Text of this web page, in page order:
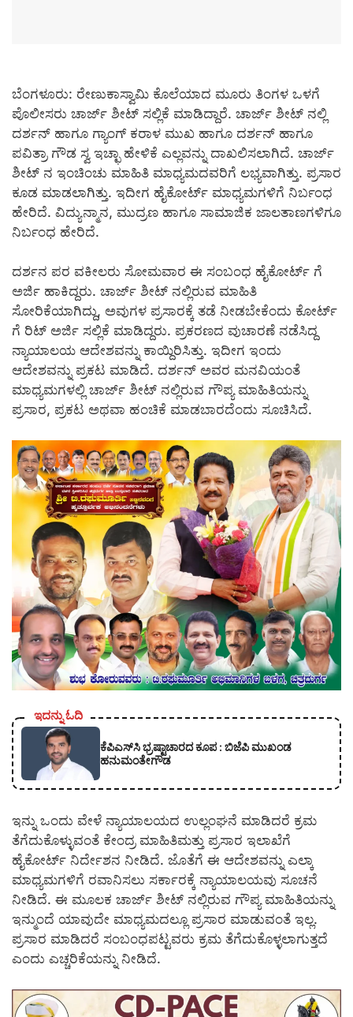
ಬೆಂಗಳೂರು: ರೇಣುಕಾಸ್ವಾಮಿ ಕೊಲೆಯಾದ ಮೂರು ತಿಂಗಳ ಒಳಗೆ
ಪೊಲೀಸರು ಚಾರ್ಜ್ ಶೀಟ್ ಸಲ್ಲಿಕೆ ಮಾಡಿದ್ದಾರೆ. ಚಾರ್ಜ್ ಶೀಟ್ ನಲ್ಲಿ
ದರ್ಶನ್ ಹಾಗೂ ಗ್ಯಾಂಗ್ ಕರಾಳ ಮುಖ ಹಾಗೂ ದರ್ಶನ್ ಹಾಗೂ
ಪವಿತ್ರಾ ಗೌಡ ಸ್ವ ಇಚ್ಛಾ ಹೇಳಿಕೆ ಎಲ್ಲವನ್ನು ದಾಖಲಿಸಲಾಗಿದೆ. ಚಾರ್ಜ್
ಶೀಟ್ ನ ಇಂಚಿಂಚು ಮಾಹಿತಿ ಮಾಧ್ಯಮದವರಿಗೆ ಲಭ್ಯವಾಗಿತ್ತು. ಪ್ರಸಾರ
ಕೂಡ ಮಾಡಲಾಗಿತ್ತು. ಇದೀಗ ಹೈಕೋರ್ಟ್ ಮಾಧ್ಯಮಗಳಿಗೆ ನಿರ್ಬಂಧ
ಹೇರಿದೆ. ವಿದ್ಯುನ್ಮಾನ, ಮುದ್ರಣ ಹಾಗೂ ಸಾಮಾಜಿಕ ಜಾಲತಾಣಗಳಿಗೂ
ನಿರ್ಬಂಧ ಹೇರಿದೆ.
ದರ್ಶನ ಪರ ವಕೀಲರು ಸೋಮವಾರ ಈ ಸಂಬಂಧ ಹೈಕೋರ್ಟ್ ಗೆ
ಅರ್ಜಿ ಹಾಕಿದ್ದರು. ಚಾರ್ಜ್ ಶೀಟ್ ನಲ್ಲಿರುವ ಮಾಹಿತಿ
ಸೋರಿಕೆಯಾಗಿದ್ದು, ಅವುಗಳ ಪ್ರಸಾರಕ್ಕೆ ತಡೆ ನೀಡಬೇಕೆಂದು ಕೋರ್ಟ್
ಗೆ ರಿಟ್ ಅರ್ಜಿ ಸಲ್ಲಿಕೆ ಮಾಡಿದ್ದರು. ಪ್ರಕರಣದ ವುಚಾರಣೆ ನಡೆಸಿದ್ದ
ನ್ಯಾಯಾಲಯ ಆದೇಶವನ್ನು ಕಾಯ್ದಿರಿಸಿತ್ತು. ಇದೀಗ ಇಂದು
ಆದೇಶವನ್ನು ಪ್ರಕಟ ಮಾಡಿದೆ. ದರ್ಶನ್ ಅವರ ಮನವಿಯಂತೆ
ಮಾಧ್ಯಮಗಳಲ್ಲಿ ಚಾರ್ಜ್ ಶೀಟ್ ನಲ್ಲಿರುವ ಗೌಪ್ಯ ಮಾಹಿತಿಯನ್ನು
ಪ್ರಸಾರ, ಪ್ರಕಟ ಅಥವಾ ಹಂಚಿಕೆ‌ ಮಾಡಬಾರದೆಂದು ಸೂಚಿಸಿದೆ.
ಇದನ್ನು ಓದಿ
ಕೆಪಿಎಸ್‍ಸಿ ಭ್ರಷ್ಟಾಚಾರದ ಕೂಪ : ಬಿಜೆಪಿ ಮುಖಂಡ
ಹನುಮಂತೇಗೌಡ
ಇನ್ನು ಒಂದು ವೇಳೆ ನ್ಯಾಯಾಲಯದ ಉಲ್ಲಂಘನೆ ಮಾಡಿದರೆ ಕ್ರಮ
ತೆಗೆದುಕೊಳ್ಳುವಂತೆ ಕೇಂದ್ರ ಮಾಹಿತಿ‌ಮತ್ತು ಪ್ರಸಾರ ಇಲಾಖೆಗೆ
ಹೈಕೋರ್ಟ್ ನಿರ್ದೇಶನ ನೀಡಿದೆ. ಜೊತೆಗೆ ಈ ಆದೇಶವನ್ನು ಎಲ್ಕಾ
ಮಾಧ್ಯಮಗಳಿಗೆ ರವಾನಿಸಲು ಸರ್ಕಾರಕ್ಕೆ ನ್ಯಾಯಾಲಯವು ಸೂಚನೆ
ನೀಡಿದೆ. ಈ ಮೂಲಕ ಚಾರ್ಜ್ ಶೀಟ್ ನಲ್ಲಿರುವ ಗೌಪ್ಯ ಮಾಹಿತಿಯನ್ನು
ಇನ್ಮುಂದೆ ಯಾವುದೇ ಮಾಧ್ಯಮದಲ್ಲೂ ಪ್ರಸಾರ ಮಾಡುವಂತೆ ಇಲ್ಲ.
ಪ್ರಸಾರ ಮಾಡಿದರೆ ಸಂಬಂಧಪಟ್ಟವರು ಕ್ರಮ ತೆಗೆದುಕೊಳ್ಳಲಾಗುತ್ತದೆ
ಎಂದು ಎಚ್ಚರಿಕೆಯನ್ನು ನೀಡಿದೆ.